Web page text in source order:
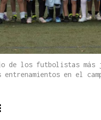
de los futbolistas
entrenamientos en el